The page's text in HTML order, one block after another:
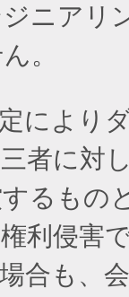
ニアリ
。
により
者に対
るもの
利侵害
合も、